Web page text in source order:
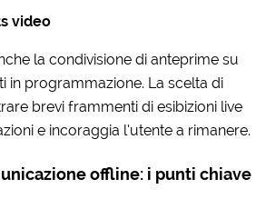
video
la condivisione di anteprime su
in programmazione. La scelta di
brevi frammenti di esibizioni live
e incoraggia l’utente a rimanere.
offline: i punti chiave